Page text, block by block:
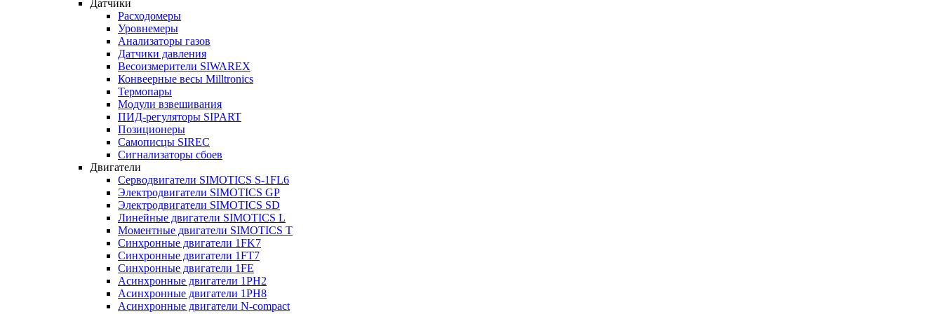
Датчики
Расходомеры
Уровнемеры
Анализаторы газов
Датчики давления
Весоизмерители SIWAREX
Конвеерные весы Milltronics
Термопары
Модули взвешивания
ПИД-регуляторы SIPART
Позиционеры
Самописцы SIREC
Сигнализаторы сбоев
Двигатели
Серводвигатели SIMOTICS S-1FL6
Электродвигатели SIMOTICS GP
Электродвигатели SIMOTICS SD
Линейные двигатели SIMOTICS L
Моментные двигатели SIMOTICS T
Синхронные двигатели 1FK7
Синхронные двигатели 1FT7
Синхронные двигатели 1FE
Асинхронные двигатели 1PH2
Асинхронные двигатели 1PH8
Асинхронные двигатели N-compact